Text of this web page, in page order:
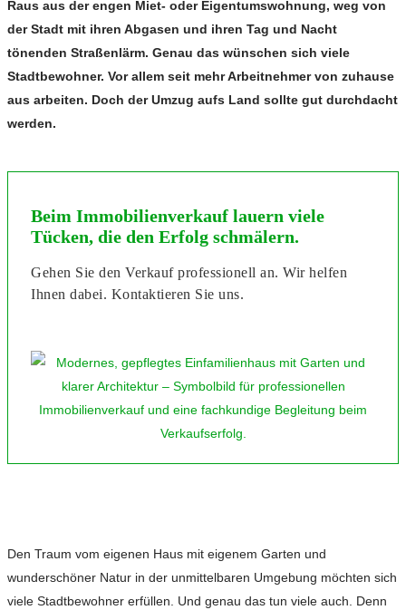
Raus aus der engen Miet- oder Eigentumswohnung, weg von
der Stadt mit ihren Abgasen und ihren Tag und Nacht
tönenden Straßenlärm. Genau das wünschen sich viele
Stadtbewohner. Vor allem seit mehr Arbeitnehmer von zuhause
aus arbeiten. Doch der Umzug aufs Land sollte gut durchdacht
werden.
Beim Immobilienverkauf lauern viele
Tücken, die den Erfolg schmälern.
Gehen Sie den Verkauf professionell an. Wir helfen
Ihnen dabei. Kontaktieren Sie uns.
Den Traum vom eigenen Haus mit eigenem Garten und
wunderschöner Natur in der unmittelbaren Umgebung möchten sich
viele Stadtbewohner erfüllen. Und genau das tun viele auch. Denn